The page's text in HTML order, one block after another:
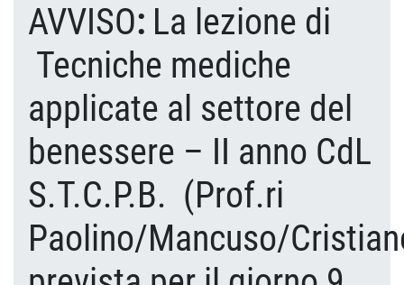
AVVISO: La lezione di
Tecniche mediche
applicate al settore del
benessere – II anno CdL
S.T.C.P.B. (Prof.ri
Paolino/Mancuso/